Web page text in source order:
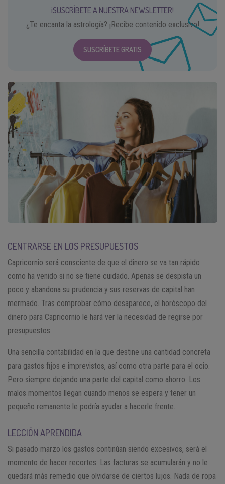
¡SUSCRÍBETE A NUESTRA NEWSLETTER!
¿Te encanta la astrología? ¡Recibe contenido exclusivo!
SUSCRÍBETE GRATIS
CENTRARSE EN LOS PRESUPUESTOS
Capricornio será consciente de que el dinero se va tan rápido
como ha venido si no se tiene cuidado. Apenas se despista un
poco y abandona su prudencia y sus reservas de capital han
mermado. Tras comprobar cómo desaparece, el horóscopo del
dinero para Capricornio le hará ver la necesidad de regirse por
presupuestos.
Una sencilla contabilidad en la que destine una cantidad concreta
para gastos fijos e imprevistos, así como otra parte para el ocio.
Pero siempre dejando una parte del capital como ahorro. Los
malos momentos llegan cuando menos se espera y tener un
pequeño remanente le podría ayudar a hacerle frente.
LECCIÓN APRENDIDA
Si pasado marzo los gastos continúan siendo excesivos, será el
momento de hacer recortes. Las facturas se acumularán y no le
quedará más remedio que olvidarse de ciertos lujos. Nada de ropa